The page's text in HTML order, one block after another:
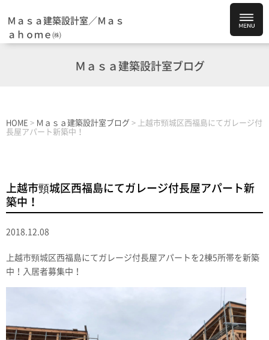
Ｍａｓａ建築設計室／Ｍａｓ
ａｈｏｍｅ㈱
Ｍａｓａ建築設計室ブログ
HOME > Ｍａｓａ建築設計室ブログ >
上越市頸城区西福島にてガレージ付
長屋アパート新築中！
上越市頸城区西福島にてガレージ付長屋アパート新
築中！
2018.12.08
上越市頸城区西福島にてガレージ付長屋アパートを2棟5所帯を新築
中！入居者募集中！